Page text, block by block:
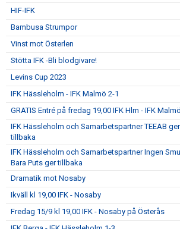
HIF-IFK
Bambusa Strumpor
Vinst mot Österlen
Stötta IFK -Bli blodgivare!
Levins Cup 2023
IFK Hässleholm - IFK Malmö 2-1
GRATIS Entré på fredag 19,00 IFK Hlm - IFK Malmö
IFK Hässleholm och Samarbetspartner TEEAB ger
tillbaka
IFK Hässleholm och Samarbetspartner Ingen
Bara Puts ger tillbaka
Dramatik mot Nosaby
Ikväll kl 19,00 IFK - Nosaby
Fredag 15/9 kl 19,00 IFK - Nosaby på Österås